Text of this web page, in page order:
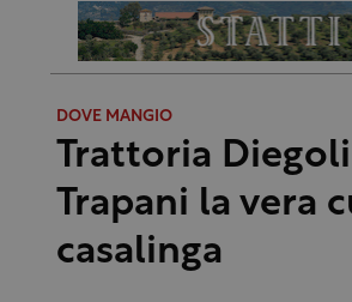
DOVE MANGIO
Trattoria
Trapani la vera
casalinga